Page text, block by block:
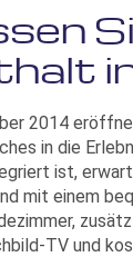
2014
in die
ist,
mit einem
TV und